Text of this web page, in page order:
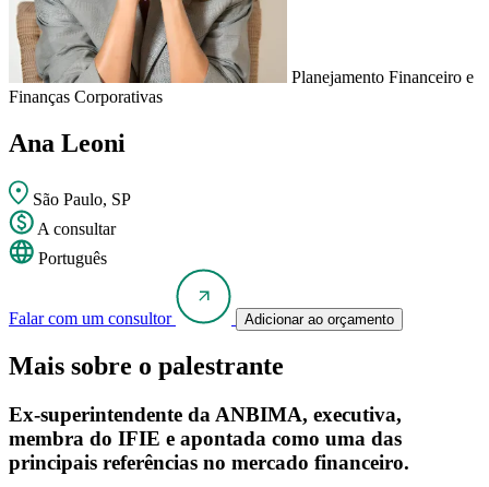
Planejamento Financeiro e
Finanças Corporativas
Ana Leoni
São Paulo, SP
A consultar
Português
Falar com um consultor Adicionar ao orçamento
Mais sobre o palestrante
Ex-superintendente da ANBIMA, executiva,
membra do IFIE e apontada como uma das
principais referências no mercado financeiro.